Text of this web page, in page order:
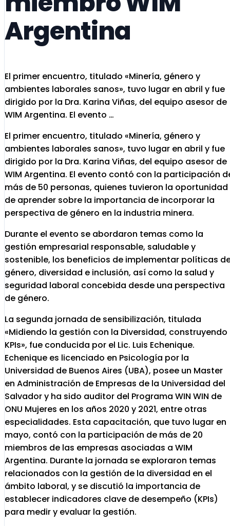
Argentina
El primer encuentro, titulado «Minería, género y
ambientes laborales sanos», tuvo lugar en abril y fue
dirigido por la Dra. Karina Viñas, del equipo asesor de
WIM Argentina. El evento …
El primer encuentro, titulado «Minería, género y
ambientes laborales sanos», tuvo lugar en abril y fue
dirigido por la Dra. Karina Viñas, del equipo asesor de
WIM Argentina. El evento contó con la participación
más de 50 personas, quienes tuvieron la oportunidad
de aprender sobre la importancia de incorporar la
perspectiva de género en la industria minera.
Durante el evento se abordaron temas como la
gestión empresarial responsable, saludable y
sostenible, los beneficios de implementar políticas
género, diversidad e inclusión, así como la salud y
seguridad laboral concebida desde una perspectiva
de género.
La segunda jornada de sensibilización, titulada
«Midiendo la gestión con la Diversidad, construyendo
KPIs», fue conducida por el Lic. Luis Echenique.
Echenique es licenciado en Psicología por la
Universidad de Buenos Aires (UBA), posee un Master
en Administración de Empresas de la Universidad del
Salvador y ha sido auditor del Programa WIN WIN de
ONU Mujeres en los años 2020 y 2021, entre otras
especialidades. Esta capacitación, que tuvo lugar en
mayo, contó con la participación de más de 20
miembros de las empresas asociadas a WIM
Argentina. Durante la jornada se exploraron temas
relacionados con la gestión de la diversidad en el
ámbito laboral, y se discutió la importancia de
establecer indicadores clave de desempeño (KPIs)
para medir y evaluar la gestión.